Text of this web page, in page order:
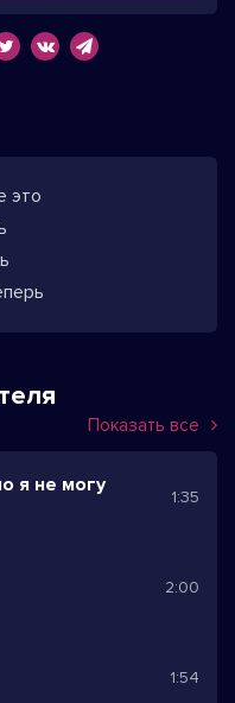
это
Показать все
я не могу
1:35
2:00
1:54